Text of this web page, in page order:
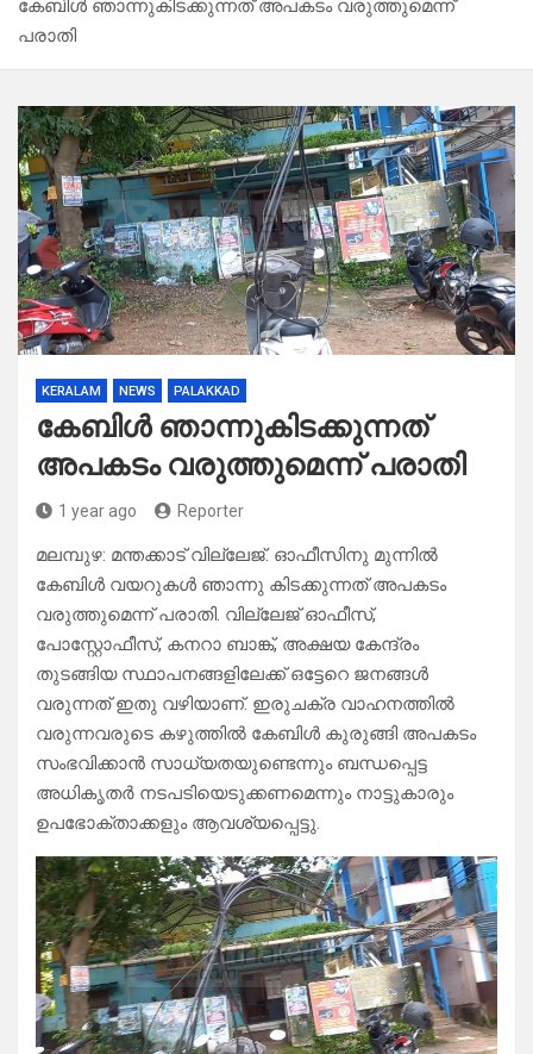
കേബിൾ ഞാന്നുകിടക്കുന്നത് അപകടം വരുത്തുമെന്ന്
പരാതി
KERALAM NEWS PALAKKAD
കേബിൾ ഞാന്നുകിടക്കുന്നത്
അപകടം വരുത്തുമെന്ന് പരാതി
1 year ago Reporter
മലമ്പുഴ: മന്തക്കാട് വില്ലേജ്. ഓഫീസിനു മുന്നിൽ
കേബിൾ വയറുകൾ ഞാന്നു കിടക്കുന്നത് അപകടം
വരുത്തുമെന്ന് പരാതി. വില്ലേജ് ഓഫീസ്,
പോസ്റ്റോഫീസ്, കനറാ ബാങ്ക്, അക്ഷയ കേന്ദ്രം
തുടങ്ങിയ സ്ഥാപനങ്ങളിലേക്ക് ഒട്ടേറെ ജനങ്ങൾ
വരുന്നത് ഇതു വഴിയാണ്. ഇരുചക്ര വാഹനത്തിൽ
വരുന്നവരുടെ കഴുത്തിൽ കേബിൾ കുരുങ്ങി അപകടം
സംഭവിക്കാൻ സാധ്യതയുണ്ടെന്നും ബന്ധപ്പെട്ട
അധികൃതർ നടപടിയെടുക്കണമെന്നും നാട്ടുകാരും
ഉപഭോക്താക്കളും ആവശ്യപ്പെട്ടു.